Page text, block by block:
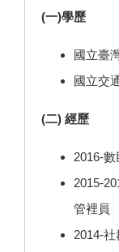
(一)學歷
國立臺
國立交
(二) 經歷
2016-
2015-
管裡員
2014-